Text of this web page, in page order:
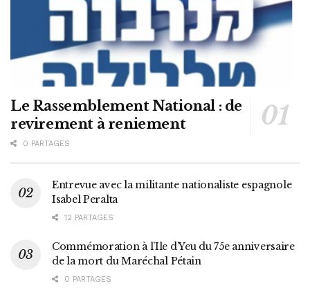
Le Rassemblement National : de
revirement à reniement
0 PARTAGES
Entrevue avec la militante nationaliste espagnole
Isabel Peralta
12 PARTAGES
Commémoration à l’Ile d’Yeu du 75e anniversaire
de la mort du Maréchal Pétain
0 PARTAGES